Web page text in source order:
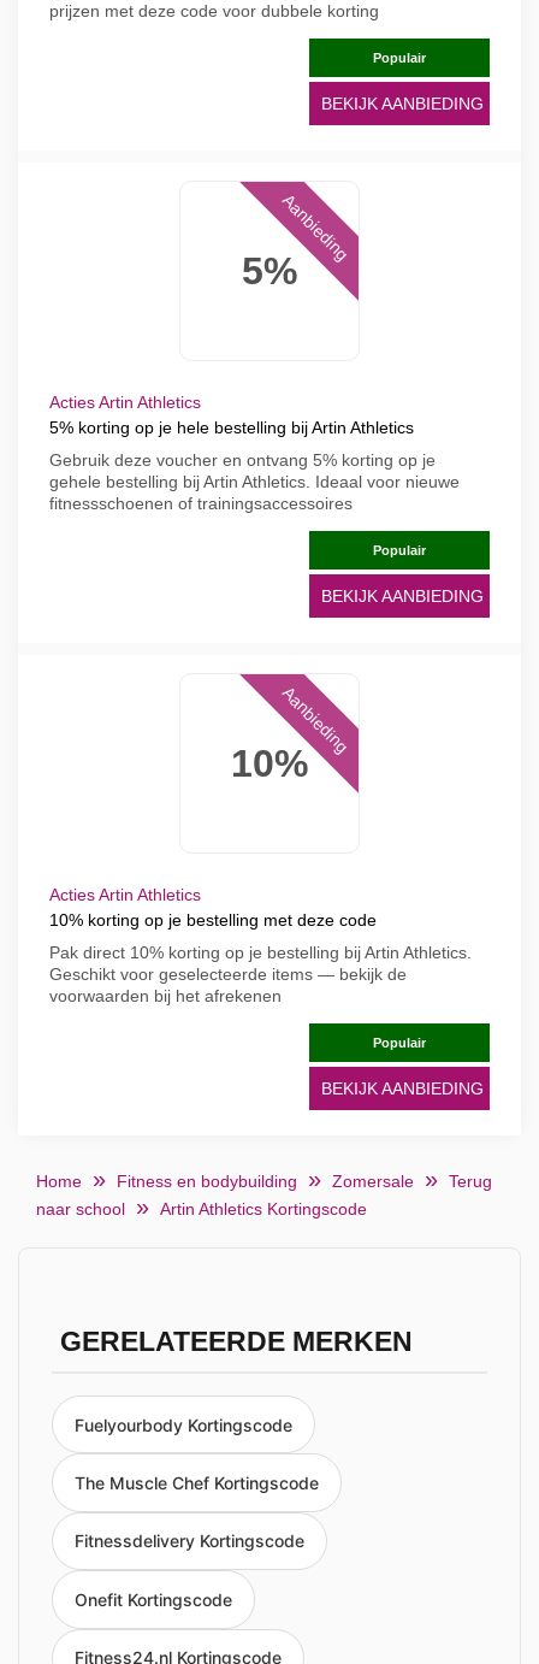
prijzen met deze code voor dubbele korting
Populair
BEKIJK AANBIEDING
5%
Aanbieding
Acties Artin Athletics
5% korting op je hele bestelling bij Artin Athletics
Gebruik deze voucher en ontvang 5% korting op je
gehele bestelling bij Artin Athletics. Ideaal voor nieuwe
fitnessschoenen of trainingsaccessoires
Populair
BEKIJK AANBIEDING
10%
Aanbieding
Acties Artin Athletics
10% korting op je bestelling met deze code
Pak direct 10% korting op je bestelling bij Artin Athletics.
Geschikt voor geselecteerde items — bekijk de
voorwaarden bij het afrekenen
Populair
BEKIJK AANBIEDING
Home Fitness en bodybuilding Zomersale
Terug
naar school
Artin Athletics Kortingscode
GERELATEERDE MERKEN
Fuelyourbody Kortingscode
The Muscle Chef Kortingscode
Fitnessdelivery Kortingscode
Onefit Kortingscode
Fitness24.nl Kortingscode